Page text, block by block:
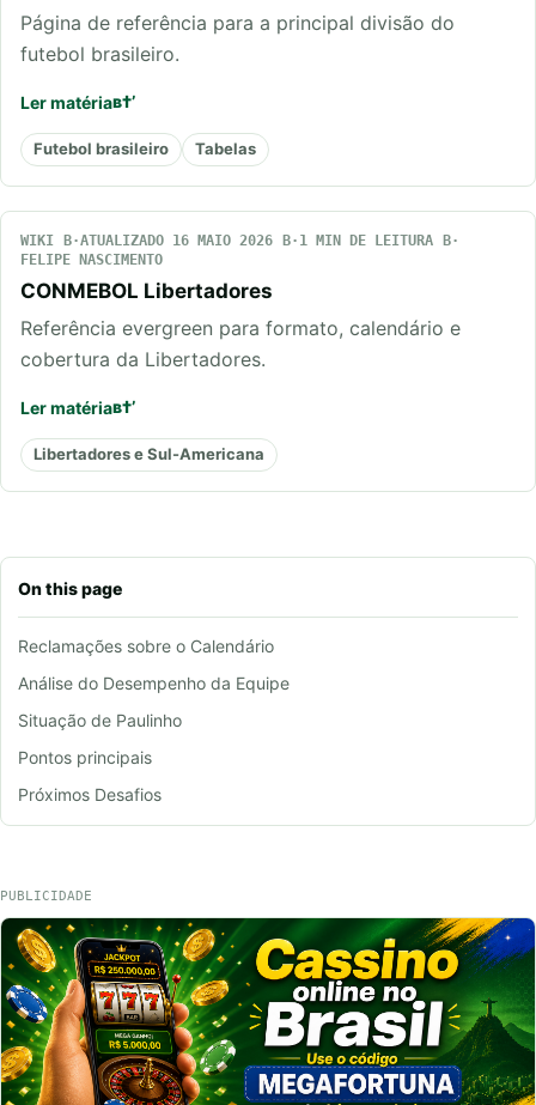
On this page
Reclamações sobre o Calendário
Análise do Desempenho da Equipe
Situação de Paulinho
Pontos principais
Próximos Desafios
Página de referência para a principal divisão do
futebol brasileiro.
Ler matéria
Futebol brasileiro Tabelas
WIKI ATUALIZADO 16 MAIO 2026
1 MIN DE LEITURA
FELIPE NASCIMENTO
CONMEBOL Libertadores
Referência evergreen para formato, calendário e
cobertura da Libertadores.
Ler matéria
Libertadores e Sul-Americana
PUBLICIDADE